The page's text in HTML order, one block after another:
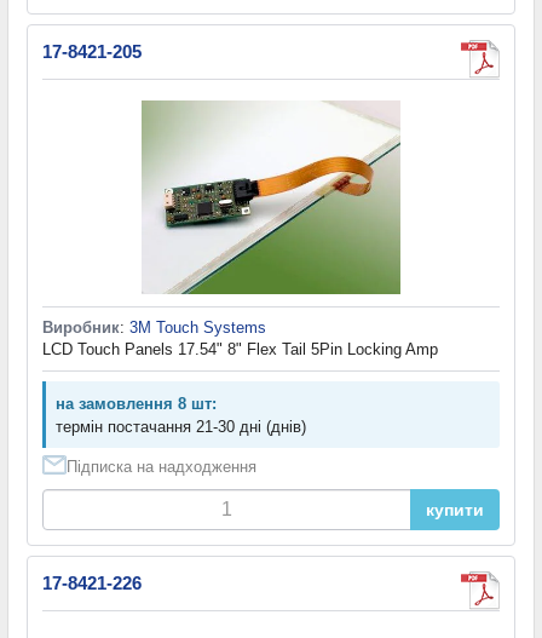
17-8421-205
Виробник: 3M Touch Systems
LCD Touch Panels 17.54" 8" Flex Tail 5Pin Locking Amp
на замовлення 8 шт:
термін постачання 21-30 дні (днів)
Підписка на надходження
купити
17-8421-226